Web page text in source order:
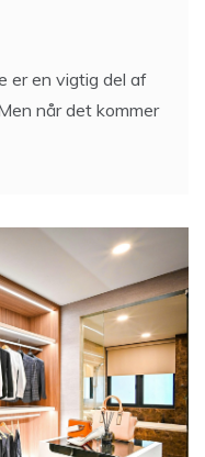
er en vigtig del af
når det kommer